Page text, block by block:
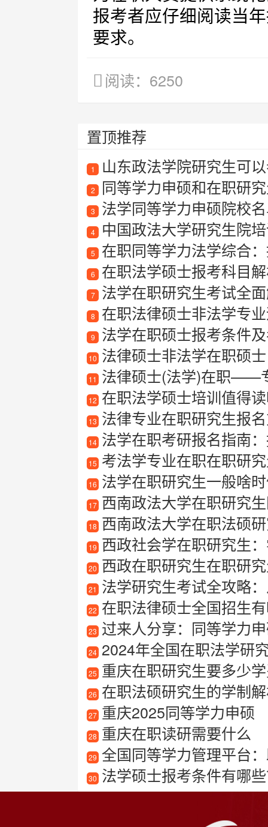
报考者应仔细阅读当
要求。
阅读：6250
置顶推荐
1 山东政法学院研究生可
2 同等学力申硕和在职研
3 法学同等学力申硕院校
4 中国政法大学研究生院
5 在职同等学力法学综合
6 在职法学硕士报考科目
7 法学在职研究生考试全面
8 在职法律硕士非法学专业适
9 法学在职硕士报考条件
10 法律硕士非法学在职硕士
11 法律硕士(法学)在职——
12 在职法学硕士培训值得
13 法律专业在职研究生报
14 法学在职考研报名指南
15 考法学专业在职在职研
16 法学在职研究生一般啥
17 西南政法大学在职研究
18 西南政法大学在职法硕
19 西政社会学在职研究生
20 西政在职研究生在职研
21 法学研究生考试全攻略
22 在职法律硕士全国招生有
23 过来人分享：同等学力申硕培
24 2024年全国在职法学研究生
25 重庆在职研究生要多少
26 在职法硕研究生的学制
27 重庆2025同等学力申硕
28 重庆在职读研需要什么
29 全国同等学力管理平台
30 法学硕士报考条件有哪